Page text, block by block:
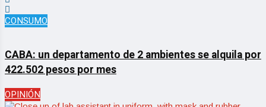
CONSUMO
CABA: un departamento de 2 ambientes se alquila por
422.502 pesos por mes
OPINIÓN